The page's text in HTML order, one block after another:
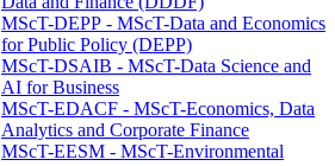
MScT-DEPP - MScT-Data and Economics
for Public Policy (DEPP)
MScT-DSAIB - MScT-Data Science and
AI for Business
MScT-EDACF - MScT-Economics, Data
Analytics and Corporate Finance
MScT-EESM - MScT-Environmental